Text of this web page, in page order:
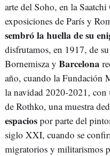
arte del Soho, en la
exposiciones de París y
sembró la huella de su
disfrutamos, en 1917, de
Bornemisza y Barcelona
año, cuando la Fundación
la navidad 2020-2021, con
de Rothko, una muestra
espacios por parte del
siglo XXI, cuando se
migratorios y militarismos